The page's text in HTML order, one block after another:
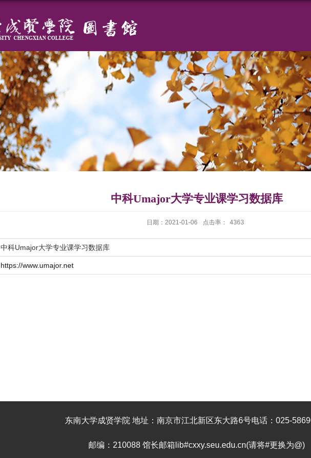
中科Umajor大学专业课学习数据库
日期：2021-01-06 点击率： 4363
中科Umajor大学专业课学习数据库
https://www.umajor.net
东南大学成贤学院 地址：南京市江北新区东大路6号电话：025-
邮编：210088 馆长邮箱lib#cxxy.seu.edu.cn(请将#更换为@)